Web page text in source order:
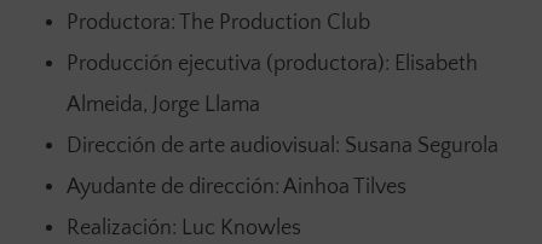
Productora: The Production Club
Producción ejecutiva (productora): Elisabeth
Almeida, Jorge Llama
Dirección de arte audiovisual: Susana Segurola
Ayudante de dirección: Ainhoa Tilves
Realización: Luc Knowles